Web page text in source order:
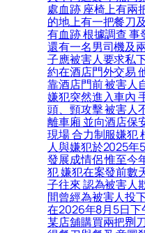
處血跡 座椅上有兩
的地上有一把餐刀
有血跡 根據調查
還有一名男司機及
子應被害人要求私
約在酒店門外交易
靠酒店門前 被害人
嫌犯突然進入車內
頭、頸攻擊 被害人
離車廂 並向酒店保
現場 合力制服嫌犯
人與嫌犯於2025年
發展成情侶 惟至今
犯 嫌犯在案發前數
子往來 認為被害人
間曾經為被害人投
在2026年8月5日下
某店舖購買兩把𠝹